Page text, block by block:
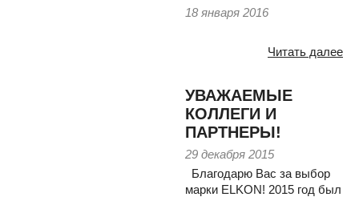
18 января 2016
Читать далее
УВАЖАЕМЫЕ
КОЛЛЕГИ И
ПАРТНЕРЫ!
29 декабря 2015
Благодарю Вас за выбор
марки ELKON! 2015 год был